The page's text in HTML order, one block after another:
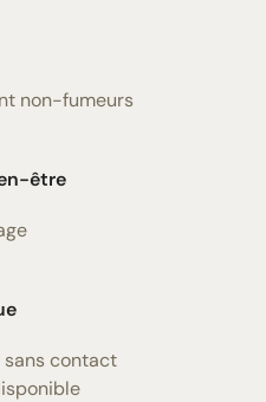
non-fumeurs
être
contact